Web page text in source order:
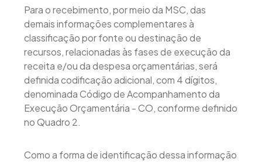
Para o recebimento, por meio da MSC, das
demais informações complementares à
classificação por fonte ou destinação de
recursos, relacionadas às fases de execução da
receita e/ou da despesa orçamentárias, será
definida codificação adicional, com 4 dígitos,
denominada Código de Acompanhamento da
Execução Orçamentária - CO, conforme definido
no Quadro 2.
Como a forma de identificação dessa informação